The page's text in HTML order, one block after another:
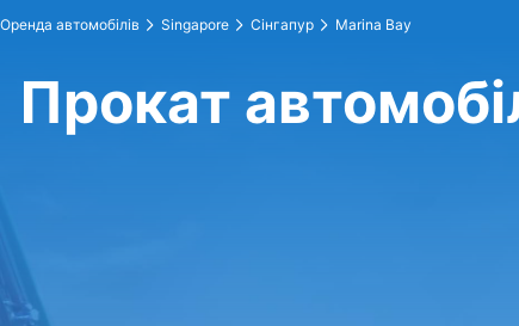
Оренда автомобілів Singapore Сінгапур Marina Bay
Прокат